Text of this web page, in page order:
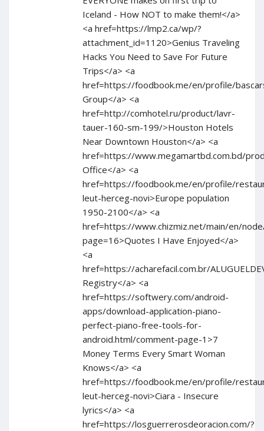
Iceland - How NOT to make them!</a>
<a href=https://lmp2.ca/wp/?
attachment_id=1120>Genius Traveling
Hacks You Need to Save For Future
Trips</a> <a
href=https://foodbook.me/en/profile/
Group</a> <a
href=http://comhotel.ru/product/lavr-
tauer-160-sm-199/>Houston Hotels
Near Downtown Houston</a> <a
href=https://www.megamartbd.com.bd/
Office</a> <a
href=https://foodbook.me/en/profile/
leut-herceg-novi>Europe population
1950-2100</a> <a
href=https://www.chizmiz.net/main/en/
page=16>Quotes I Have Enjoyed</a>
<a
href=https://acharefacil.com.br/
Registry</a> <a
href=https://softwery.com/android-
apps/download-application-piano-
perfect-piano-free-tools-for-
android.html/comment-page-1>7
Money Terms Every Smart Woman
Knows</a> <a
href=https://foodbook.me/en/profile/
leut-herceg-novi>Ciara - Insecure
lyrics</a> <a
href=https://losguerrerosdeoracion.com/?